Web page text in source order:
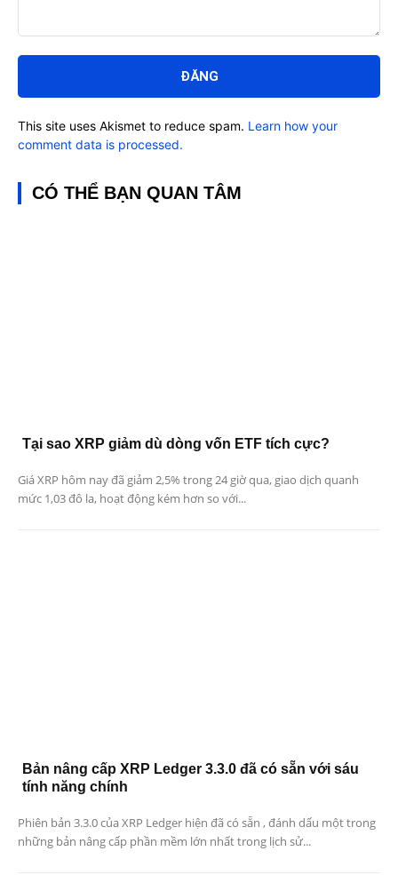
luận:
This site uses Akismet to reduce spam. Learn how your
comment data is processed.
CÓ THỂ BẠN QUAN TÂM
Tại sao XRP giảm dù dòng vốn ETF tích cực?
Giá XRP hôm nay đã giảm 2,5% trong 24 giờ qua, giao dịch quanh
mức 1,03 đô la, hoạt động kém hơn so với...
Bản nâng cấp XRP Ledger 3.3.0 đã có sẵn với sáu
tính năng chính
Phiên bản 3.3.0 của XRP Ledger hiện đã có sẵn , đánh dấu một trong
những bản nâng cấp phần mềm lớn nhất trong lịch sử...